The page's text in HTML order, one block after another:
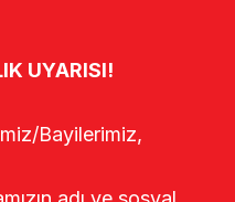
UYARISI!
Bayilerimiz,